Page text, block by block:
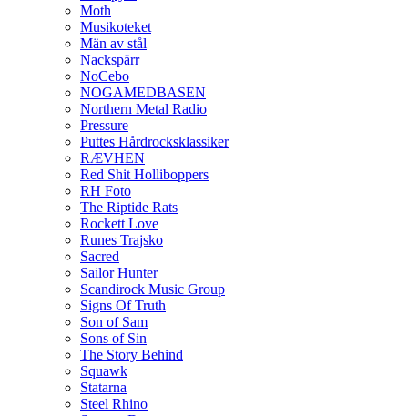
Moth
Musikoteket
Män av stål
Nackspärr
NoCebo
NOGAMEDBASEN
Northern Metal Radio
Pressure
Puttes Hårdrocksklassiker
RÆVHEN
Red Shit Holliboppers
RH Foto
The Riptide Rats
Rockett Love
Runes Trajsko
Sacred
Sailor Hunter
Scandirock Music Group
Signs Of Truth
Son of Sam
Sons of Sin
The Story Behind
Squawk
Statarna
Steel Rhino